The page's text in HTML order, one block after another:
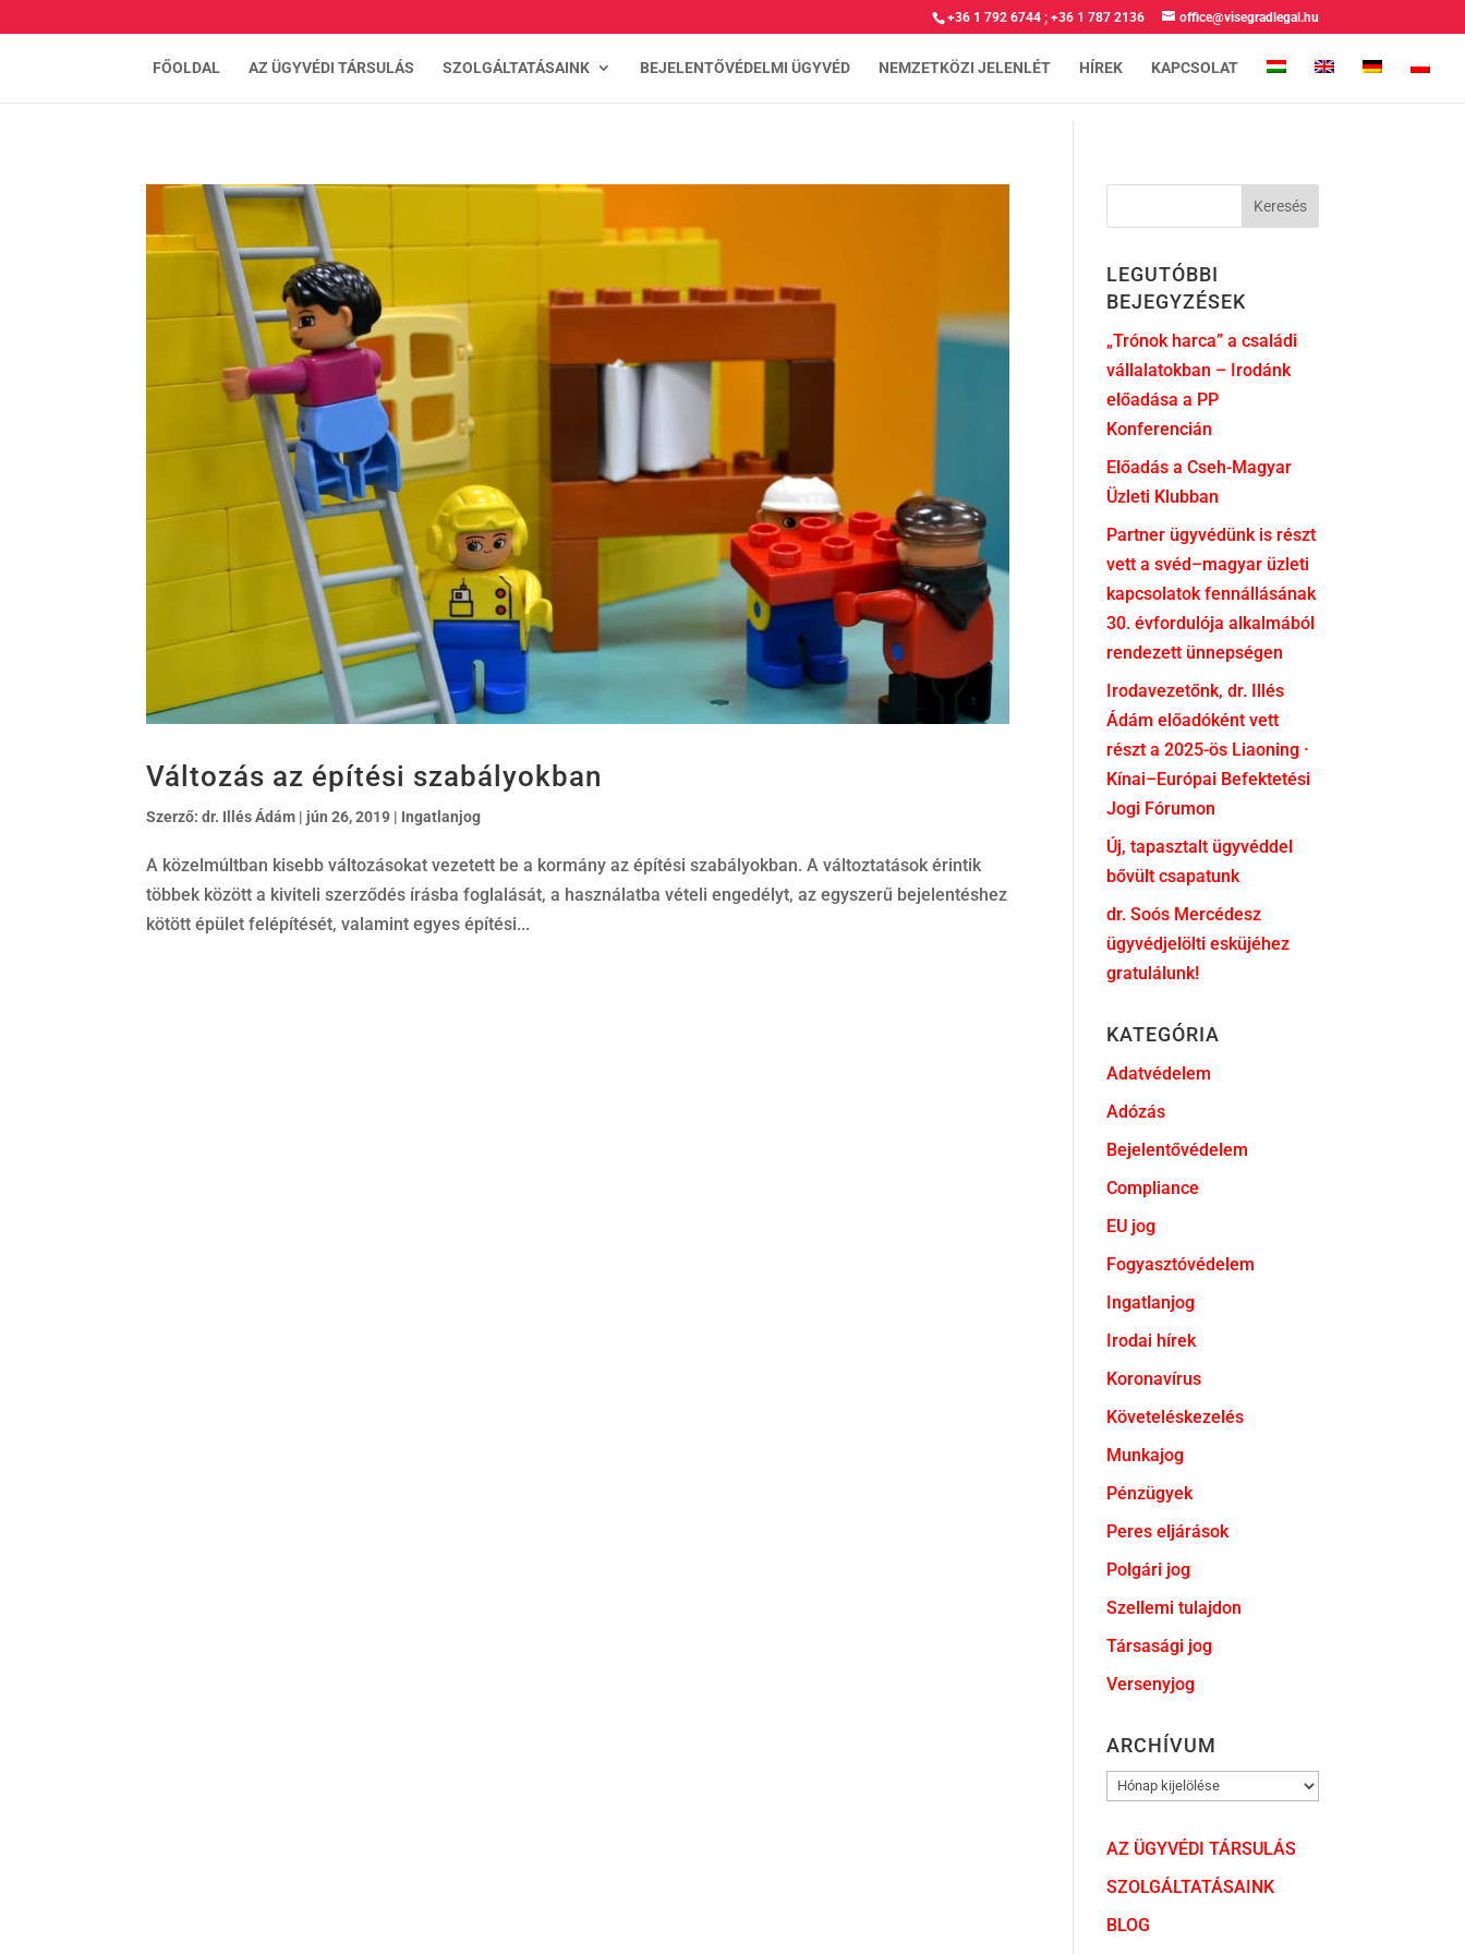
+36 1 792 6744; +36 1 787 2136 office@visegradlegal.hu
FŐOLDAL AZ ÜGYVÉDI TÁRSULÁS SZOLGÁLTATÁSAINK BEJELENTŐVÉDELMI ÜGYVÉD NEMZETKÖZI JELENLÉT HÍREK KAPCSOLAT
Változás az építési szabályokban
Szerző:dr. Illés Ádám | jún 26, 2019 | Ingatlanjog
A közelmúltban kisebb változásokat vezetett be a kormány az építési szabályokban. A változtatások érintik
többek között a kiviteli szerződés írásba foglalását, a használatba vételi engedélyt, az egyszerű bejelentéshez
kötött épület felépítését, valamint egyes építési...
LEGUTÓBBI
BEJEGYZÉSEK
„Trónok harca” a családi
vállalatokban – Irodánk
előadása a PP
Konferencián
Előadás a Cseh-Magyar
Üzleti Klubban
Partner ügyvédünk is részt
vett a svéd–magyar üzleti
kapcsolatok fennállásának
30. évfordulója alkalmából
rendezett ünnepségen
Irodavezetőnk, dr. Illés
Ádám előadóként vett
részt a 2025-ös Liaoning ·
Kínai–Európai Befektetési
Jogi Fórumon
Új, tapasztalt ügyvéddel
bővült csapatunk
dr. Soós Mercédesz
ügyvédjelölti esküjéhez
gratulálunk!
KATEGÓRIA
Adatvédelem
Adózás
Bejelentővédelem
Compliance
EU jog
Fogyasztóvédelem
Ingatlanjog
Irodai hírek
Koronavírus
Követeléskezelés
Munkajog
Pénzügyek
Peres eljárások
Polgári jog
Szellemi tulajdon
Társasági jog
Versenyjog
ARCHÍVUM
ARCHÍVUM
AZ ÜGYVÉDI TÁRSULÁS
SZOLGÁLTATÁSAINK
BLOG